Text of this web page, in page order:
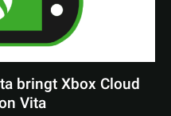
bringt Xbox Cloud
Vita